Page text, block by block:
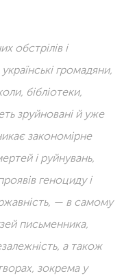
обстрілів і
громадяни,
бібліотеки,
зруйновані й уже
закономірне
і руйнувань,
геноциду і
— в самому
письменника,
а також
зокрема у